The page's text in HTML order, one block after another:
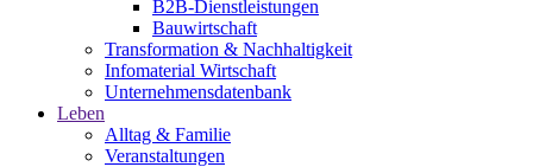
B2B-Dienstleistungen
Bauwirtschaft
Transformation & Nachhaltigkeit
Infomaterial Wirtschaft
Unternehmensdatenbank
Leben
Alltag & Familie
Veranstaltungen